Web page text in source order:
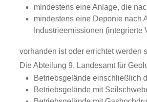
mindestens eine Anlage, die
mindestens eine Deponie nach
Industrieemissionen
vorhanden ist oder errichtet werden
Die Abteilung 9, Landesamt für
Betriebsgelände einschließlich
Betriebsgelände mit